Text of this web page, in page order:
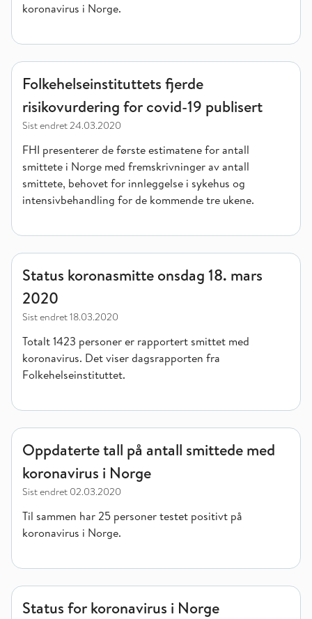
koronavirus i Norge.
Folkehelseinstituttets fjerde risikovurdering for covid-19
Folkehelseinstituttets fjerde
risikovurdering for covid-19 publisert
Sist endret24.03.2020
FHI presenterer de første estimatene for antall
smittete i Norge med fremskrivninger av antall
smittete, behovet for innleggelse i sykehus og
intensivbehandling for de kommende tre ukene.
Status koronasmitte onsdag 18. mars 2020
Status koronasmitte onsdag 18. mars
2020
Sist endret18.03.2020
Totalt 1423 personer er rapportert smittet med
koronavirus. Det viser dagsrapporten fra
Folkehelseinstituttet.
Oppdaterte tall på antall smittede med koronavirus i Norge
Oppdaterte tall på antall smittede med
koronavirus i Norge
Sist endret 02.03.2020
Til sammen har 25 personer testet positivt på
koronavirus i Norge.
Status for koronavirus i Norge
Status for koronavirus i Norge